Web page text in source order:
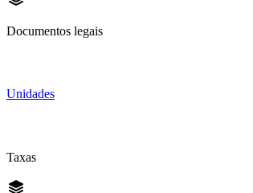
Documentos legais
Unidades
Taxas